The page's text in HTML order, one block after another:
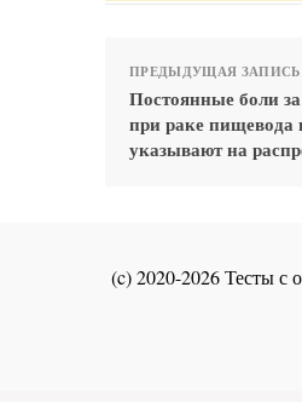
ПРЕДЫДУЩАЯ ЗАПИСЬ
Постоянные боли
при раке пищевода
указывают на
(c) 2020-2026 Тесты с